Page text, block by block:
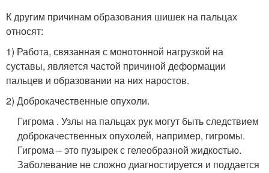
К другим причинам образования шишек на пальцах
относят:
1) Работа, связанная с монотонной нагрузкой на
суставы, является частой причиной деформации
пальцев и образовании на них наростов.
2) Доброкачественные опухоли.
Гигрома . Узлы на пальцах рук могут быть следствием
доброкачественных опухолей, например, гигромы.
Гигрома – это пузырек с гелеобразной жидкостью.
Заболевание не сложно диагностируется и поддается